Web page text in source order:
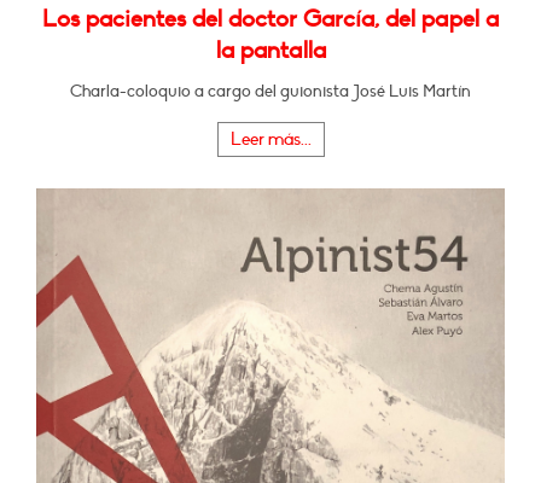
Los pacientes del doctor García, del papel a
la pantalla
Charla-coloquio a cargo del guionista José Luis Martín
Leer más...